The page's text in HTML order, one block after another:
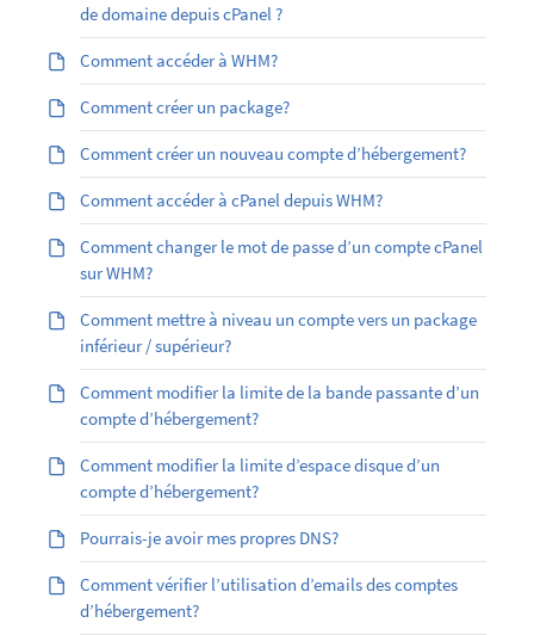
de domaine depuis cPanel ?
Comment accéder à WHM?
Comment créer un package?
Comment créer un nouveau compte d’hébergement?
Comment accéder à cPanel depuis WHM?
Comment changer le mot de passe d’un compte cPanel
sur WHM?
Comment mettre à niveau un compte vers un package
inférieur / supérieur?
Comment modifier la limite de la bande passante d’un
compte d’hébergement?
Comment modifier la limite d’espace disque d’un
compte d’hébergement?
Pourrais-je avoir mes propres DNS?
Comment vérifier l’utilisation d’emails des comptes
d’hébergement?